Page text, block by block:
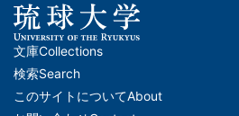
メ
イ
文庫Collections
検索Search
このサイトについてAbout